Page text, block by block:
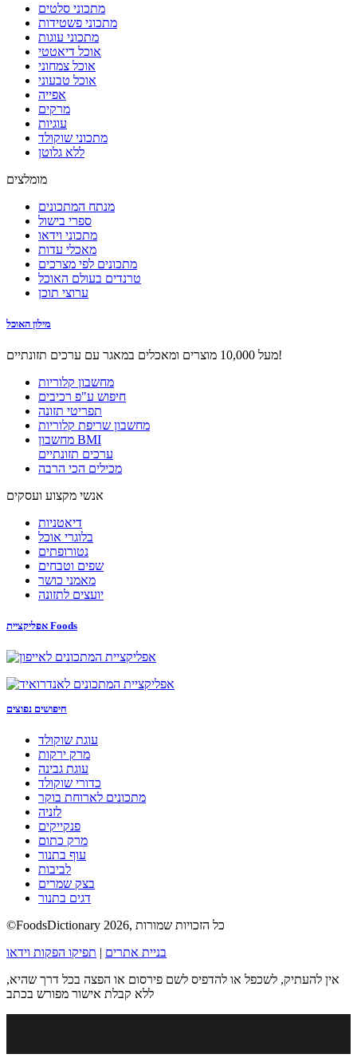
מתכוני סלטים
מתכוני פשטידות
מתכוני עוגות
אוכל דיאטטי
אוכל צמחוני
אוכל טבעוני
אפייה
מרקים
עוגיות
מתכוני שוקולד
ללא גלוטן
מומלצים
מנתח המתכונים
ספרי בישול
מתכוני וידאו
מאכלי עדות
מתכונים לפי מצרכים
טרנדים בעולם האוכל
ערוצי תוכן
מילון האוכל
מעל 10,000 מוצרים ומאכלים במאגר עם ערכים תזונתיים!
מחשבון קלוריות
חיפוש ע"פ רכיבים
תפריטי תזונה
מחשבון שריפת קלוריות
מחשבון BMI
ערכים תזונתיים
מכילים הכי הרבה
אנשי מקצוע ועסקים
דיאטניות
בלוגרי אוכל
נטורופתים
שפים וטבחים
מאמני כושר
יועצים לתזונה
אפליקציית Foods
חיפושים נפוצים
עוגת שוקולד
מרק ירקות
עוגת גבינה
כדורי שוקולד
מתכונים לארוחת בוקר
לזניה
פנקייקים
מרק כתום
עוף בתנור
לביבות
בצק שמרים
דגים בתנור
©FoodsDictionary 2026, כל הזכויות שמורות
בניית אתרים | תפיקו הפקות וידאו
אין להעתיק, לשכפל או להדפיס לשם פירסום או הפצה בכל דרך שהיא,
ללא קבלת אישור מפורש בכתב